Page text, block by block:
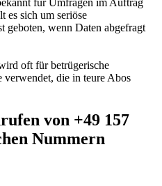
für Umfragen im Auftrag
es sich um seriöse
geboten, wenn Daten abgefragt
oft für betrügerische
die in teure Abos
von +49 157
Nummern